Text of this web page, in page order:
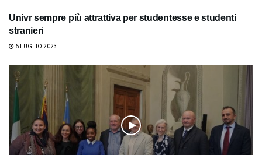
Univr sempre più attrattiva per studentesse e studenti
stranieri
6 LUGLIO 2023